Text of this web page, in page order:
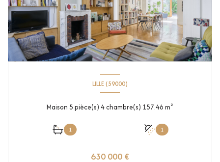
LILLE (59000)
Maison 5 pièce(s) 4 chambre(s) 157.46 m²
1 1
630 000 €